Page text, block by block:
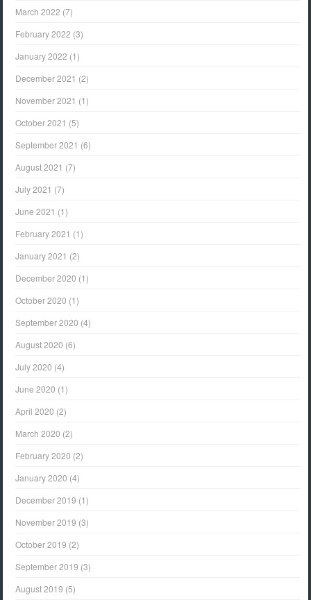
March 2022 (7)
February 2022 (3)
January 2022 (1)
December 2021 (2)
November 2021 (1)
October 2021 (5)
September 2021 (6)
August 2021 (7)
July 2021 (7)
June 2021 (1)
February 2021 (1)
January 2021 (2)
December 2020 (1)
October 2020 (1)
September 2020 (4)
August 2020 (6)
July 2020 (4)
June 2020 (1)
April 2020 (2)
March 2020 (2)
February 2020 (2)
January 2020 (4)
December 2019 (1)
November 2019 (3)
October 2019 (2)
September 2019 (3)
August 2019 (5)